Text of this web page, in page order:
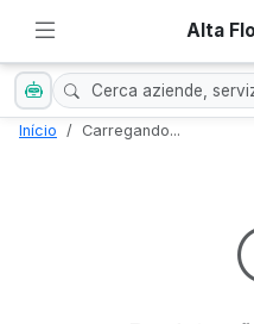
Alta
Início Carregando...